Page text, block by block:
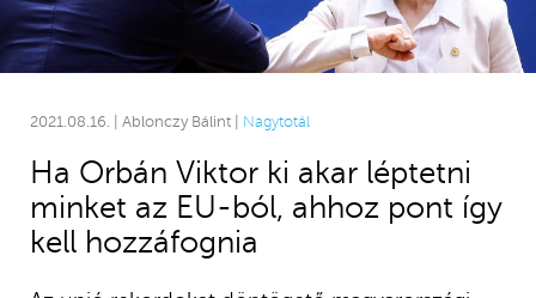
2021.08.16. | Ablonczy Bálint | Nagytotál
Ha Orbán Viktor ki akar léptetni
minket az EU-ból, ahhoz pont így
kell hozzáfognia